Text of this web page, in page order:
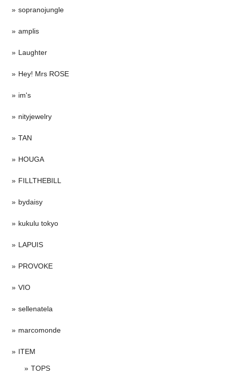
sopranojungle
amplis
Laughter
Hey! Mrs ROSE
im's
nityjewelry
TAN
HOUGA
FILLTHEBILL
bydaisy
kukulu tokyo
LAPUIS
PROVOKE
VIO
sellenatela
marcomonde
ITEM
TOPS